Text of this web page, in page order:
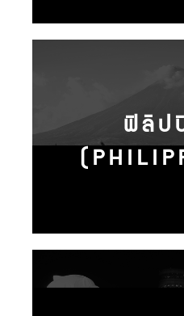
ฟิลิป